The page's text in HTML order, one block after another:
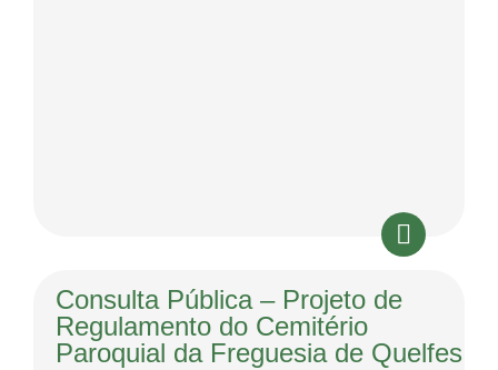
Consulta Pública – Projeto de
Regulamento do Cemitério
Paroquial da Freguesia de Quelfes